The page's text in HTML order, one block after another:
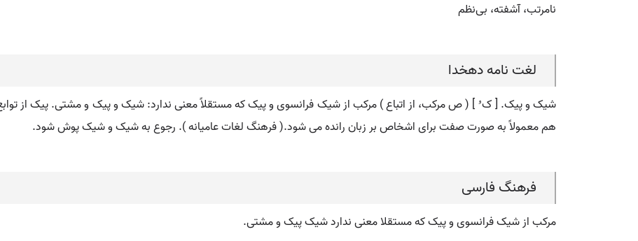
نامرتب، آشفته، بی‌نظم
لغت نامه دهخدا
شیک و پیک. [ ک ُ ] ( ص مرکب، از اتباع ) مرکب از شیک فرانسوی و پیک که مستقلاً معنی ندارد: شیک و پیک و مشتی. پیک از
هم معمولاً به صورت صفت برای اشخاص بر زبان رانده می شود.( فرهنگ لغات عامیانه ). رجوع به شیک و شیک پوش شود.
فرهنگ فارسی
مرکب از شیک فرانسوی و پیک که مستقلا معنی ندارد شیک پیک و مشتی.